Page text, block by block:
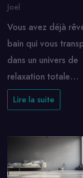
Joel
Vous avez déjà
bain qui vous
dans un univers de
relaxation totale…
Lire la suite